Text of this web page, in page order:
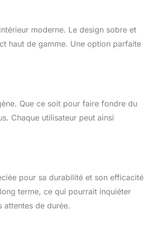
moderne. Le design sobre et
haut de gamme. Une option parfaite
Que ce soit pour faire fondre du
Chaque utilisateur peut ainsi
pour sa durabilité et son efficacité
terme, ce qui pourrait inquiéter
attentes de durée.